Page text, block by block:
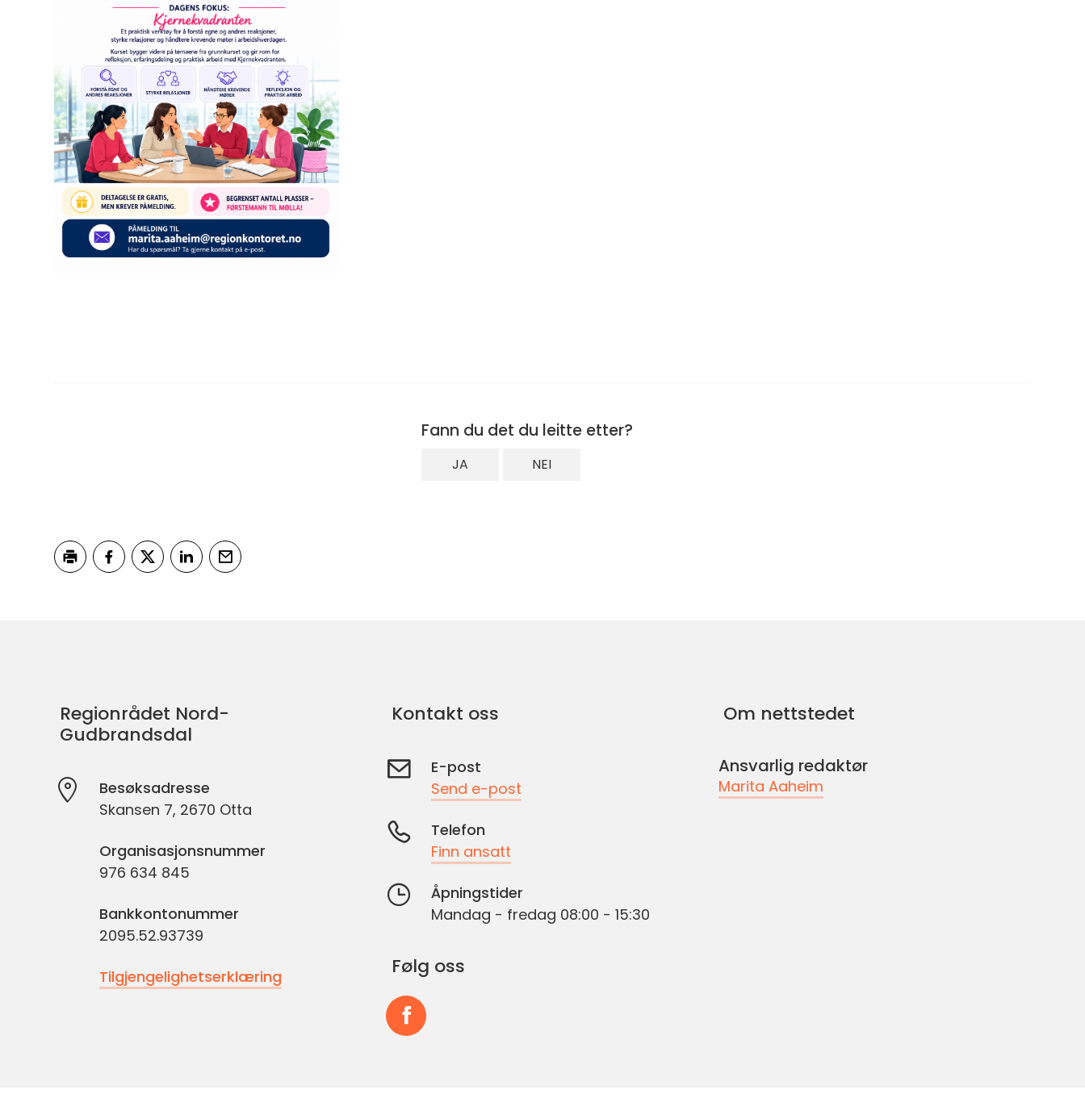
Fann du det du leitte etter?
JA NEI
Regionrådet Nord-
Gudbrandsdal
Besøksadresse
Skansen 7, 2670 Otta
Organisasjonsnummer
976 634 845
Bankkontonummer
2095.52.93739
Tilgjengelighetserklæring
Kontakt oss
E-post
Send e-post
Telefon
Finn ansatt
Åpningstider
Mandag - fredag 08:00 - 15:30
Følg oss
Om nettstedet
Ansvarlig redaktør
Marita Aaheim